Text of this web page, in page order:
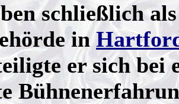
schließlich
in
er sich bei